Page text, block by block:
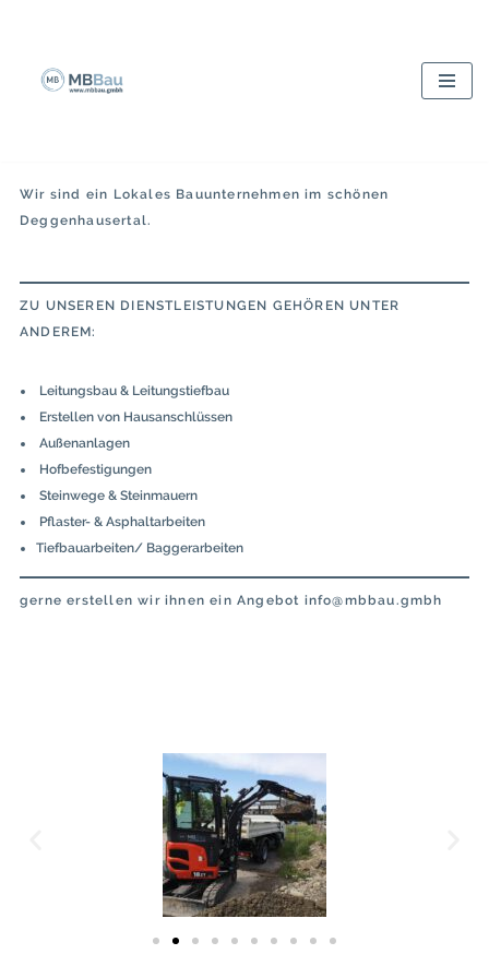
Inhalt
Wir sind ein Lokales Bauunternehmen im schönen
Deggenhausertal.
ZU UNSEREN DIENSTLEISTUNGEN GEHÖREN UNTER
ANDEREM:
Leitungsbau & Leitungstiefbau
Erstellen von Hausanschlüssen
Außenanlagen
Hofbefestigungen
Steinwege & Steinmauern
Pflaster- & Asphaltarbeiten
Tiefbauarbeiten/ Baggerarbeiten
gerne erstellen wir ihnen ein Angebot info@mbbau.gmbh